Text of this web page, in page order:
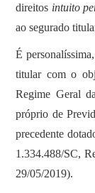
direitos intuito
ao segurado
É
titular com o
Regime Geral
próprio de
precedente
1.334.488/SC,
29/05/2019).